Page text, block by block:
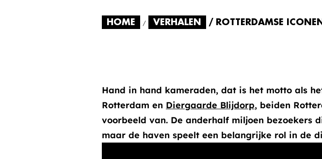
HOME VERHALEN ROTTERDAMSE
Hand in hand kameraden, dat is het motto als
Rotterdam en Diergaarde Blijdorp, beiden
voorbeeld van. De anderhalf miljoen
maar de haven speelt een belangrijke rol in de